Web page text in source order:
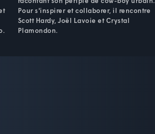
Pour s'inspirer et collaborer, il rencontre
Scott Hardy, Joël Lavoie et Crystal
Plamondon.